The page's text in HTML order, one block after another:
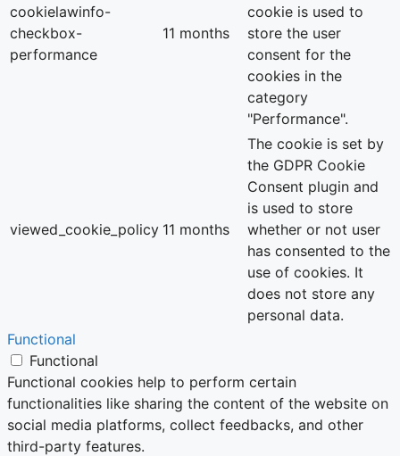
cookielawinfo-
checkbox-
performance
11 months
cookie is used to
store the user
consent for the
cookies in the
category
"Performance".
viewed_cookie_policy 11 months
The cookie is set by
the GDPR Cookie
Consent plugin and
is used to store
whether or not user
has consented to the
use of cookies. It
does not store any
personal data.
Functional
Functional
Functional cookies help to perform certain
functionalities like sharing the content of the website on
social media platforms, collect feedbacks, and other
third-party features.